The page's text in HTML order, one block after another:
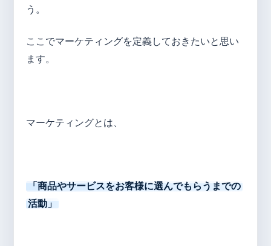
う。
ここでマーケティングを定義しておきたいと思い
ます。
マーケティングとは、
「商品やサービスをお客様に選んでもらうまでの
活動」